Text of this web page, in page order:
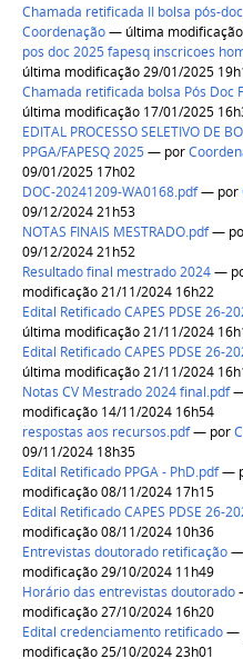
Chamada retificada II bolsa pós-
Coordenação— última
pos doc 2025 fapesq inscricoes
última modificação 29/01/2025
Chamada retificada bolsa Pós Doc
última modificação 17/01/2025
EDITAL PROCESSO SELETIVO DE
PPGA/FAPESQ 2025— por
09/01/2025 17h02
DOC-20241209-WA0168.pdf— por
09/12/2024 21h53
NOTAS FINAIS MESTRADO.pdf—
09/12/2024 21h52
Resultado final mestrado 2024—
modificação 21/11/2024 16h22
Edital Retificado CAPES PDSE 26-
última modificação 21/11/2024
Edital Retificado CAPES PDSE 26-
última modificação 21/11/2024
Notas CV Mestrado 2024 final.pdf
modificação 14/11/2024 16h54
respostas aos recursos.pdf— por
09/11/2024 18h35
Edital Retificado PPGA - PhD.pdf—
modificação 08/11/2024 17h15
Edital Retificado CAPES PDSE 26-
modificação 08/11/2024 10h36
Entrevistas doutorado retificação—
modificação 29/10/2024 11h49
Horário das entrevistas doutorado
modificação 27/10/2024 16h20
Edital credenciamento retificado—
modificação 25/10/2024 23h01